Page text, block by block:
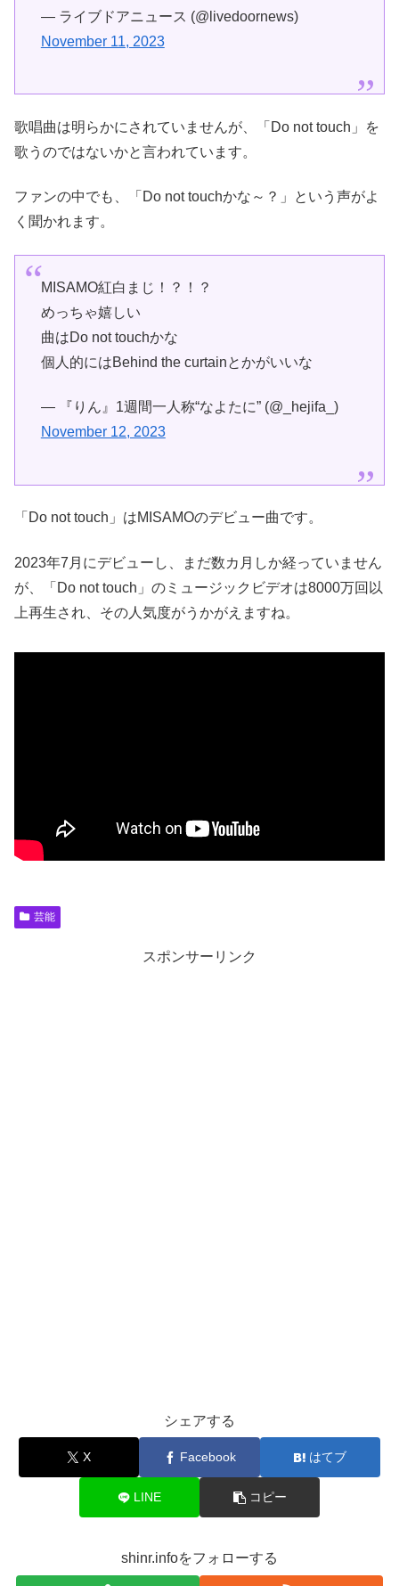
— ライブドアニュース (@livedoornews)
November 11, 2023
歌唱曲は明らかにされていませんが、「Do not touch」を
歌うのではないかと言われています。
ファンの中でも、「Do not touchかな～？」という声がよ
く聞かれます。
MISAMO紅白まじ！？！？
めっちゃ嬉しい
曲はDo not touchかな
個人的にはBehind the curtainとかがいいな
— 『りん』1週間一人称“なよたに” (@_hejifa_)
November 12, 2023
「Do not touch」はMISAMOのデビュー曲です。
2023年7月にデビューし、まだ数カ月しか経っていません
が、「Do not touch」のミュージックビデオは8000万回以
上再生され、その人気度がうかがえますね。
芸能
スポンサーリンク
シェアする
X Facebook はてブ
LINE コピー
shinr.infoをフォローする